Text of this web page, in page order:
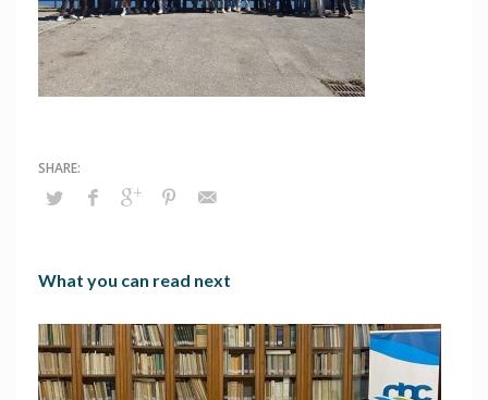
What you can read next